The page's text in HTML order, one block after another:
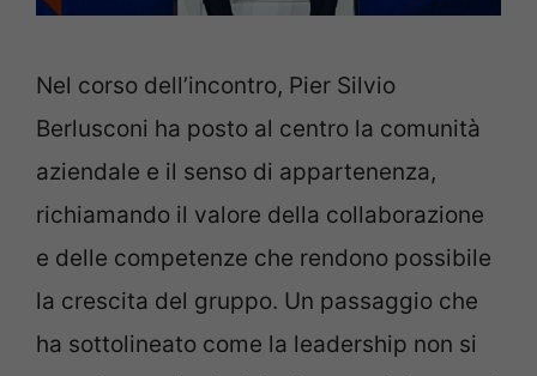
Nel corso dell’incontro, Pier Silvio
Berlusconi ha posto al centro la comunità
aziendale e il senso di appartenenza,
richiamando il valore della collaborazione
e delle competenze che rendono possibile
la crescita del gruppo. Un passaggio che
ha sottolineato come la leadership non si